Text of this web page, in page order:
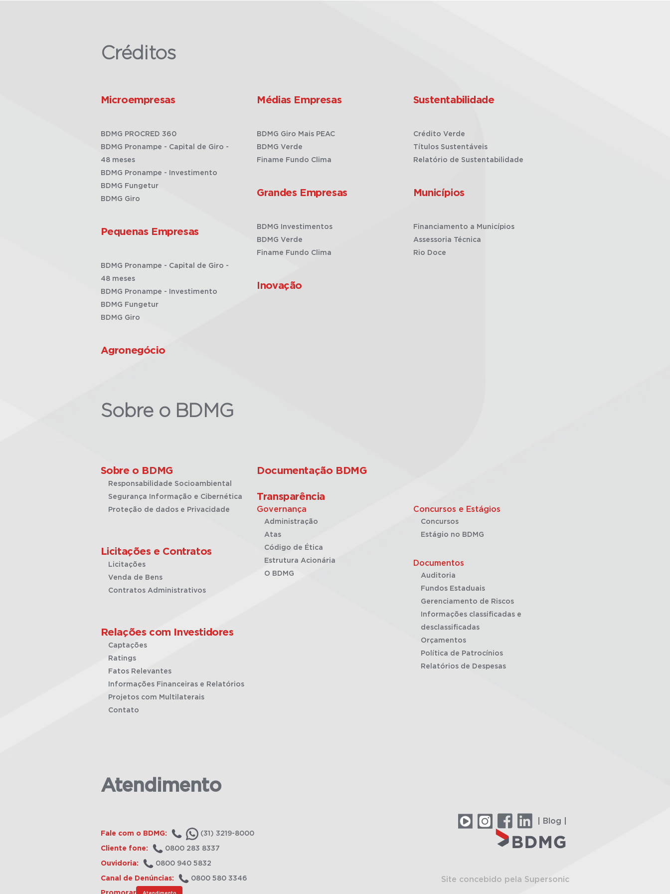
Créditos
Microempresas
BDMG PROCRED 360
BDMG Pronampe - Capital de Giro -
48 meses
BDMG Pronampe - Investimento
BDMG Fungetur
BDMG Giro
Pequenas Empresas
BDMG Pronampe - Capital de Giro -
48 meses
BDMG Pronampe - Investimento
BDMG Fungetur
BDMG Giro
Agronegócio
Médias Empresas
BDMG Giro Mais PEAC
BDMG Verde
Finame Fundo Clima
Grandes Empresas
BDMG Investimentos
BDMG Verde
Finame Fundo Clima
Inovação
Sustentabilidade
Crédito Verde
Títulos Sustentáveis
Relatório de Sustentabilidade
Municípios
Financiamento a Municípios
Assessoria Técnica
Rio Doce
Sobre o BDMG
Sobre o BDMG
Responsabilidade Socioambiental
Segurança Informação e Cibernética
Proteção de dados e Privacidade
Licitações e Contratos
Licitações
Venda de Bens
Contratos Administrativos
Relações com Investidores
Captações
Ratings
Fatos Relevantes
Informações Financeiras e Relatórios
Projetos com Multilaterais
Contato
Documentação BDMG
Transparência
Governança
Administração
Atas
Código de Ética
Estrutura Acionária
O BDMG
Concursos e Estágios
Concursos
Estágio no BDMG
Documentos
Auditoria
Fundos Estaduais
Gerenciamento de Riscos
Informações classificadas e
desclassificadas
Orçamentos
Política de Patrocínios
Relatórios de Despesas
Atendimento
Fale com o BDMG: (31) 3219-8000
Cliente fone: 0800 283 8337
Ouvidoria: 0800 940 5832
Canal de Denúncias: 0800 580 3346
Atendimento
| Blog |
Site concebido pela Supersonic